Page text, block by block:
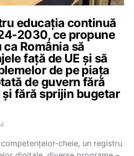
educația continuă
2030, ce propune
România să
față de UE și să
de pe piața
de guvern fără
fără sprijin bugetar
cheie, un registru